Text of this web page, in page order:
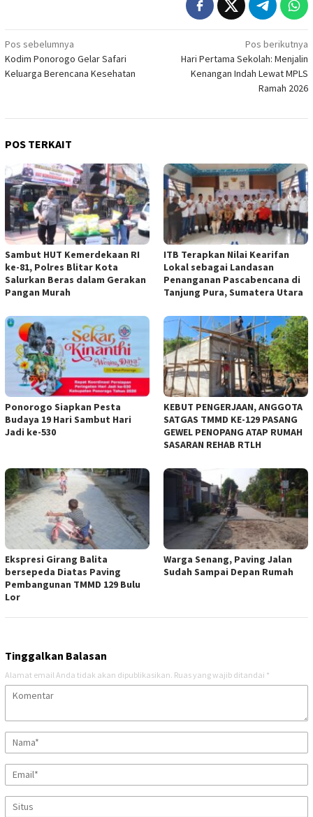
Navigasi
pos
Pos sebelumnya
Kodim Ponorogo Gelar Safari
Keluarga Berencana Kesehatan
Pos berikutnya
Hari Pertama Sekolah: Menjalin
Kenangan Indah Lewat MPLS
Ramah 2026
POS TERKAIT
Sambut HUT Kemerdekaan RI
ke-81, Polres Blitar Kota
Salurkan Beras dalam Gerakan
Pangan Murah
ITB Terapkan Nilai Kearifan
Lokal sebagai Landasan
Penanganan Pascabencana di
Tanjung Pura, Sumatera Utara
Ponorogo Siapkan Pesta
Budaya 19 Hari Sambut Hari
Jadi ke-530
KEBUT PENGERJAAN, ANGGOTA
SATGAS TMMD KE-129 PASANG
GEWEL PENOPANG ATAP RUMAH
SASARAN REHAB RTLH
Ekspresi Girang Balita
bersepeda Diatas Paving
Pembangunan TMMD 129 Bulu
Lor
Warga Senang, Paving Jalan
Sudah Sampai Depan Rumah
Tinggalkan Balasan
Alamat email Anda tidak akan dipublikasikan. Ruas yang wajib ditandai *